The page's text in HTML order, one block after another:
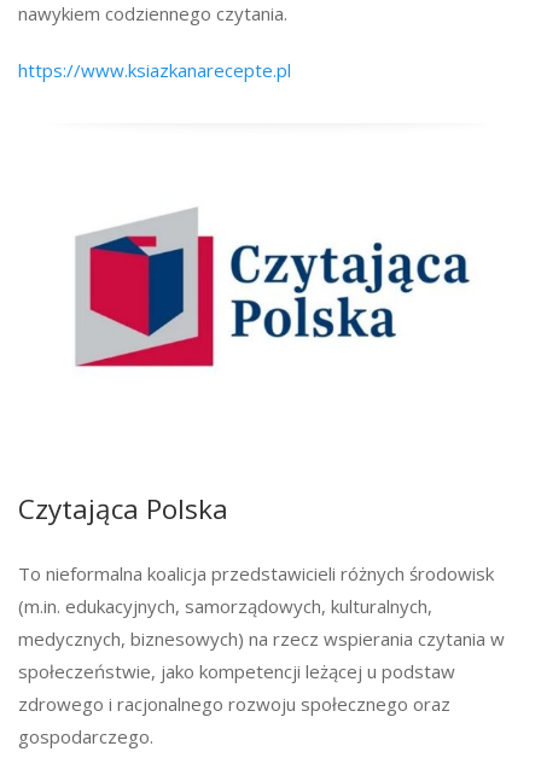
nawykiem codziennego czytania.
https://www.ksiazkanarecepte.pl
Czytająca Polska
To nieformalna koalicja przedstawicieli różnych środowisk
(m.in. edukacyjnych, samorządowych, kulturalnych,
medycznych, biznesowych) na rzecz wspierania czytania w
społeczeństwie, jako kompetencji leżącej u podstaw
zdrowego i racjonalnego rozwoju społecznego oraz
gospodarczego.